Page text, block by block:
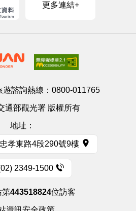
更多連結+
諮詢熱線： 0800-011765
通部觀光署 版權所有
地址：
孝東路4段290號9樓
2349-1500
第443518824位訪客